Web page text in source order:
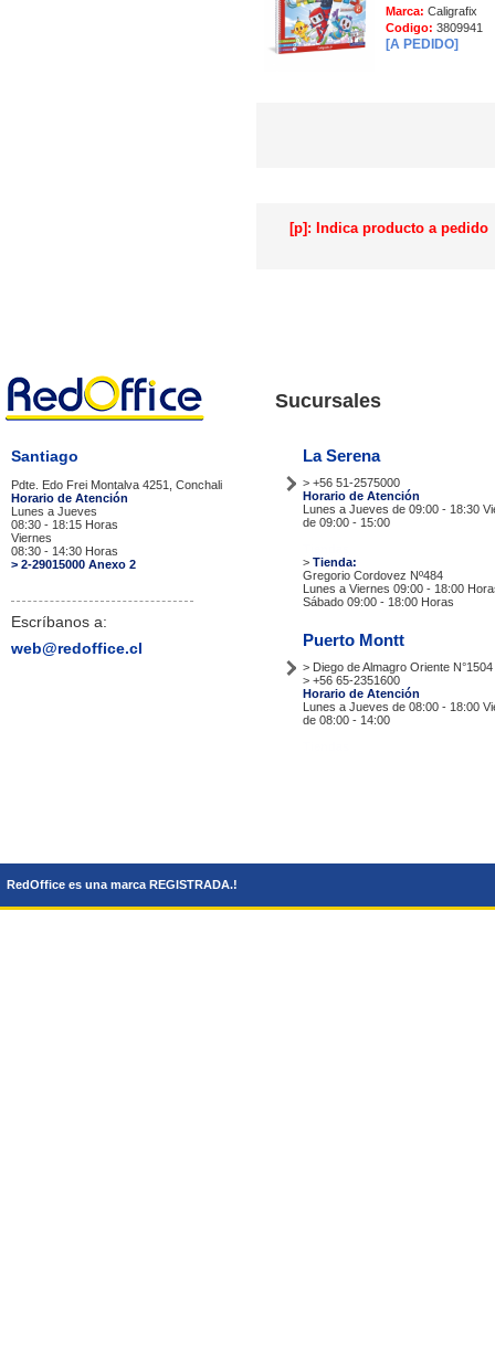
Marca: Caligrafix
Codigo: 3809941
[A PEDIDO]
[p]: Indica producto a pedido
Santiago
Pdte. Edo Frei Montalva 4251, Conchali
Horario de Atención
Lunes a Jueves
08:30 - 18:15 Horas
Viernes
08:30 - 14:30 Horas
> 2-29015000 Anexo 2
Escríbanos a:
web@redoffice.cl
Sucursales
La Serena
> +56 51-2575000
Horario de Atención
Lunes a Jueves de 09:00 - 18:30
de 09:00 - 15:00
> Tienda:
Gregorio Cordovez Nº484
Lunes a Viernes 09:00 - 18:00
Sábado 09:00 - 18:00 Horas
Puerto Montt
> Diego de Almagro Oriente N°1504
> +56 65-2351600
Horario de Atención
Lunes a Jueves de 08:00 - 18:00
de 08:00 - 14:00
RedOffice es una marca REGISTRADA.!